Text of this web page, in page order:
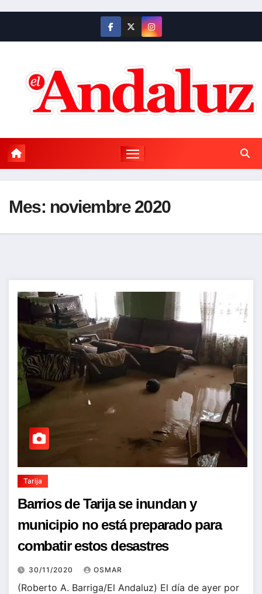
contenido
Mes: noviembre 2020
Tarija
Barrios de Tarija se inundan y
municipio no está preparado para
combatir estos desastres
30/11/2020 OSMAR
(Roberto A. Barriga/El Andaluz) El día de ayer por